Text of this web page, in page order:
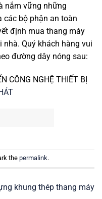
nắm vững những
các bộ phận an toàn
định mua thang máy
Quý khách hàng vui
đường dây nóng sau:
CÔNG NGHỆ THIẾT BỊ
the permalink.
khung thép thang máy